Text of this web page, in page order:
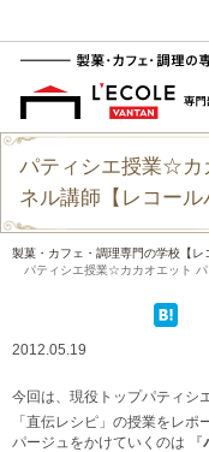
パティシエ授業☆カ
ネル講師【レコー
製菓・カフェ・調理専門の学校【レ
パティシエ授業☆カカオエット パ
2012.05.19
今回は、現役トップパティシ
「直伝レシピ」の授業をレポ
パージュをかけていくのは 『